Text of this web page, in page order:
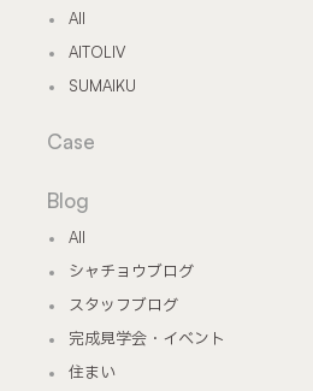
All
AITOLIV
SUMAIKU
Case
Blog
All
シャチョウブログ
スタッフブログ
完成見学会・イベント
住まい